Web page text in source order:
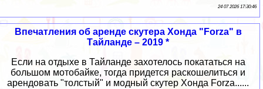
24 07 2026 17:30:46
Впечатления об аренде скутера Хонда "Forza" в
Тайланде – 2019 *
Если на отдыхе в Тайланде захотелось покататься на
большом мотобайке, тогда придется раскошелиться и
арендовать "толстый" и модный скутер Хонда Forza......